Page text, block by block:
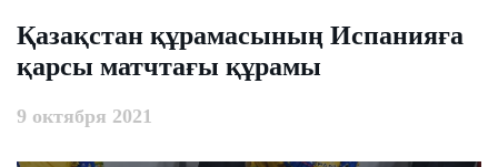
​Қазақстан құрамасының Испанияға
қарсы матчтағы құрамы
9 октября 2021